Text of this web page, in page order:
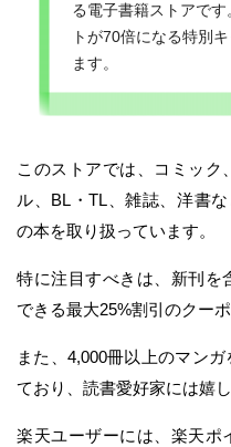
る電子書籍ストアで
トが70倍になる特別
ます。
このストアでは、コミック
ル、BL・TL、雑誌、洋書
の本を取り扱っています。
特に注目すべきは、新刊を
できる最大25%割引のクーポ
また、4,000冊以上のマン
ており、読書愛好家には嬉
楽天ユーザーには、楽天ポ